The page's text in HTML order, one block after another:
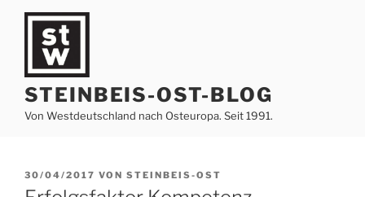
Zum
springen
STEINBEIS-OST-BLOG
Von Westdeutschland nach Osteuropa. Seit 1991.
VERÖFFENTLICHT
AM
30/04/2017 VON STEINBEIS-OST